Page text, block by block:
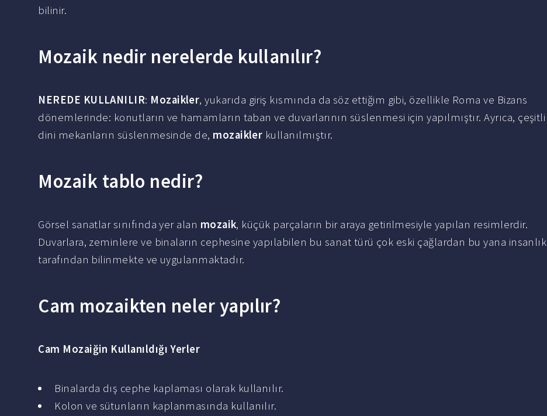
bilinir.
Mozaik nedir nerelerde kullanılır?
NEREDE KULLANILIR: Mozaikler, yukarıda giriş kısmında da söz ettiğim gibi, özellikle Roma ve Bizans
dönemlerinde: konutların ve hamamların taban ve duvarlarının süslenmesi için yapılmıştır. Ayrıca, çeşitli
dini mekanların süslenmesinde de, mozaikler kullanılmıştır.
Mozaik tablo nedir?
Görsel sanatlar sınıfında yer alan mozaik, küçük parçaların bir araya getirilmesiyle yapılan resimlerdir.
Duvarlara, zeminlere ve binaların cephesine yapılabilen bu sanat türü çok eski çağlardan bu yana insanlık
tarafından bilinmekte ve uygulanmaktadır.
Cam mozaikten neler yapılır?
Cam Mozaiğin Kullanıldığı Yerler
Binalarda dış cephe kaplaması olarak kullanılır.
Kolon ve sütunların kaplanmasında kullanılır.